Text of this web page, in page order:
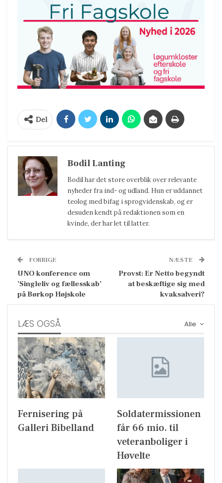
Del
Bodil Lanting
Bodil har det store overblik over relevante
nyheder fra ind- og udland. Hun er uddannet
teolog med bifag i sprogvidenskab, og er
desuden kendt på redaktionen som en
kvinde, der har let til latter.
FORRIGE
UNO konference om
’Singleliv og fællesskab’
på Børkop Højskole
NÆSTE
Provst: Er Netto begyndt
at beskæftige sig med
kvaksalveri?
Alle
LÆS OGSÅ
Fernisering på
Galleri Bibelland
Soldatermissionen
får 66 mio. til
veteranboliger i
Høvelte